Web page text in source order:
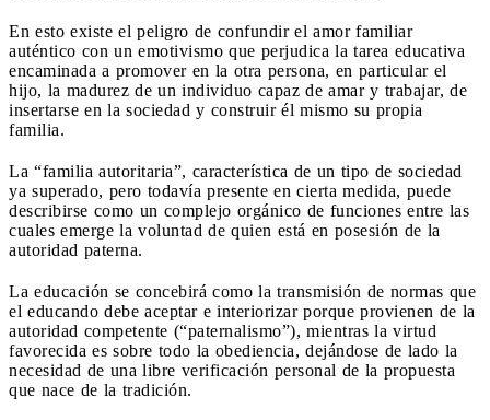
En esto existe el peligro de confundir el amor familiar
auténtico con un emotivismo que perjudica la tarea educativa
encaminada a promover en la otra persona, en particular el
hijo, la madurez de un individuo capaz de amar y trabajar, de
insertarse en la sociedad y construir él mismo su propia
familia.
La “familia autoritaria”, característica de un tipo de sociedad
ya superado, pero todavía presente en cierta medida, puede
describirse como un complejo orgánico de funciones entre las
cuales emerge la voluntad de quien está en posesión de la
autoridad paterna.
La educación se concebirá como la transmisión de normas que
el educando debe aceptar e interiorizar porque provienen de la
autoridad competente (“paternalismo”), mientras la virtud
favorecida es sobre todo la obediencia, dejándose de lado la
necesidad de una libre verificación personal de la propuesta
que nace de la tradición.